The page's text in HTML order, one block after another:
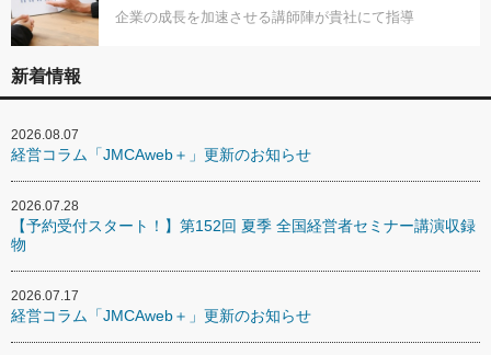
企業の成長を加速させる講師陣が貴社にて指導
新着情報
2026.08.07
経営コラム「JMCAweb＋」更新のお知らせ
2026.07.28
【予約受付スタート！】第152回 夏季 全国経営者セミナー講演収録
物
2026.07.17
経営コラム「JMCAweb＋」更新のお知らせ